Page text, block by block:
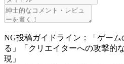
NG投稿ガイドライン：「ゲー
る」「クリエイターへの攻撃的
現」